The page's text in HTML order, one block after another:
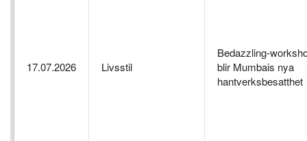
17.07.2026 Livsstil
Bedazzling-
blir Mumbais nya
hantverksbesatthet